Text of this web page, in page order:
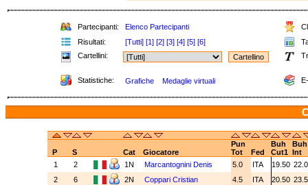
Partecipanti: Elenco Partecipanti
Risultati:
[Tutti] [1] [2] [3] [4] [5] [6]
Cartellini:
Statistiche: Grafiche Medaglie virtuali
Pun Buh
Buh
P
S Cat Giocatore Tot Fed Cut1 Int
1
2 1N Marcantognini Denis 5.0 ITA 19.50
2
6 2N Coppari Cristian 4.5 ITA 20.50